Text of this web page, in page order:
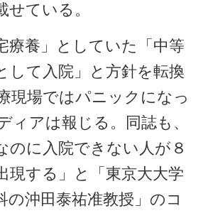
せている。
療養」としていた「中等
して入院」と方針を転換
現場ではパニックになっ
ィアは報じる。同誌も、
のに入院できない人が８
現する」と「東京大大学
の沖田泰祐准教授」のコ